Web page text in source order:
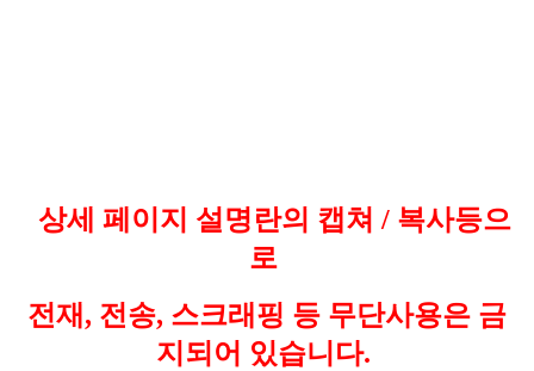
상세 페이지 설명란의 캡쳐 / 복사등으
로
전재, 전송, 스크래핑 등 무단사용은 금
지되어 있습니다.